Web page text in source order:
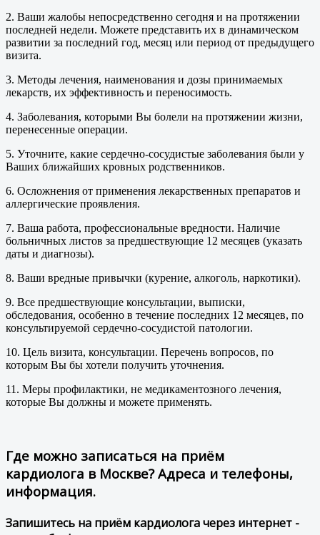
2. Ваши жалобы непосредственно сегодня и на протяжении
последней недели. Можете представить их в динамическом
развитии за последний год, месяц или период от предыдущего
визита.
3. Методы лечения, наименования и дозы принимаемых
лекарств, их эффективность и переносимость.
4. Заболевания, которыми Вы болели на протяжении жизни,
перенесенные операции.
5. Уточните, какие сердечно-сосудистые заболевания были у
Ваших ближайших кровных родственников.
6. Осложнения от применения лекарственных препаратов и
аллергические проявления.
7. Ваша работа, профессиональные вредности. Наличие
больничных листов за предшествующие 12 месяцев (указать
даты и диагнозы).
8. Ваши вредные привычки (курение, алкоголь, наркотики).
9. Все предшествующие консультации, выписки,
обследования, особенно в течение последних 12 месяцев, по
консультируемой сердечно-сосудистой патологии.
10. Цель визита, консультации. Перечень вопросов, по
которым Вы бы хотели получить уточнения.
11. Меры профилактики, не медикаментозного лечения,
которые Вы должны и можете применять.
Где можно записаться на приём
кардиолога в Москве? Адреса и телефоны,
информация.
Запишитесь на приём кардиолога через интернет -